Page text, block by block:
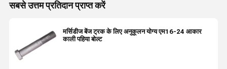
सबसे उत्तम प्रतिदान प्राप्त करें
मर्सिडीज बेंज ट्रक के लिए अनुकूलन योग्य एम16-24 आकार
काली पहिया बोल्ट